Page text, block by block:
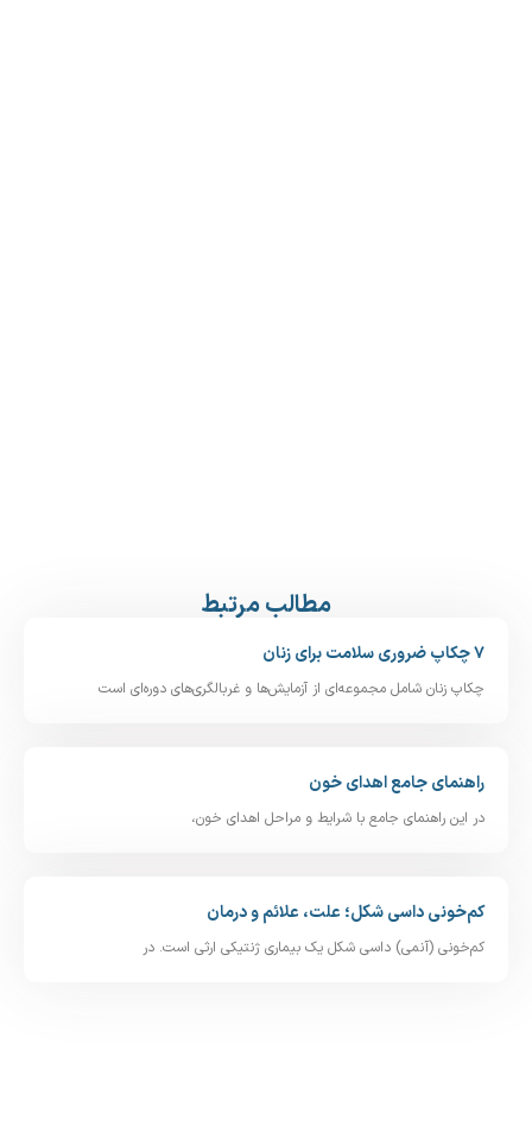
مطالب مرتبط
۷ چکاپ ضروری سلامت برای زنان
چکاپ زنان شامل مجموعه‌ای از آزمایش‌ها و غربالگری‌های دوره‌ای است
راهنمای جامع اهدای خون
در این راهنمای جامع با شرایط و مراحل اهدای خون،
کم‌خونی داسی‌ شکل؛ علت، علائم و درمان
کم‌خونی (آنمی) داسی‌ شکل یک بیماری ژنتیکی ارثی است. در